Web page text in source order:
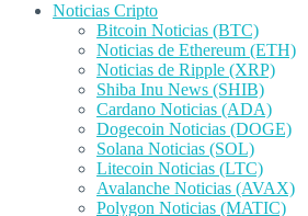
Noticias Cripto
Bitcoin Noticias (BTC)
Noticias de Ethereum (ETH)
Noticias de Ripple (XRP)
Shiba Inu News (SHIB)
Cardano Noticias (ADA)
Dogecoin Noticias (DOGE)
Solana Noticias (SOL)
Litecoin Noticias (LTC)
Avalanche Noticias (AVAX)
Polygon Noticias (MATIC)